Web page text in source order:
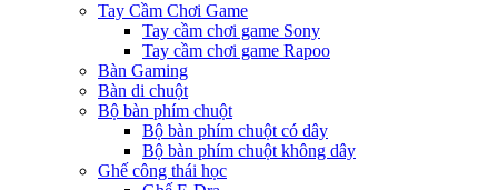
Tay Cầm Chơi Game
Tay cầm chơi game Sony
Tay cầm chơi game Rapoo
Bàn Gaming
Bàn di chuột
Bộ bàn phím chuột
Bộ bàn phím chuột có dây
Bộ bàn phím chuột không dây
Ghế công thái học